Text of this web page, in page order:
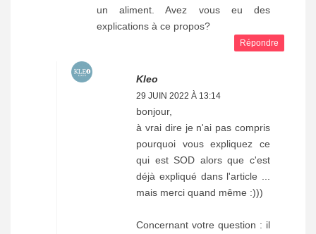
un aliment. Avez vous eu des
explications à ce propos?
Répondre
Kleo
29 JUIN 2022 À 13:14
bonjour,
à vrai dire je n'ai pas compris
pourquoi vous expliquez ce
qui est SOD alors que c'est
déjà expliqué dans l'article ...
mais merci quand même :)))
Concernant votre question : il